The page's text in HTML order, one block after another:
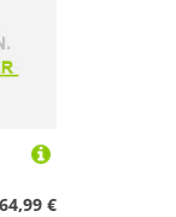
64,99 €